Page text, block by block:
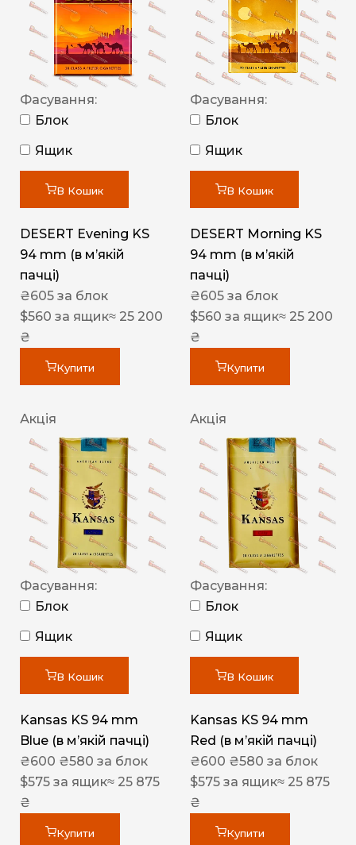
Фасування:
Блок
Ящик
В Кошик
DESERT Evening KS
94 mm (в мʼякій
пачці)
₴605 за блок
$560 за ящик≈ 25 200
₴
Купити
Фасування:
Блок
Ящик
В Кошик
DESERT Morning KS
94 mm (в мʼякій
пачці)
₴605 за блок
$560 за ящик≈ 25 200
₴
Купити
Акція
Фасування:
Блок
Ящик
В Кошик
Kansas KS 94 mm
Blue (в мʼякій пачці)
₴600 ₴580 за блок
$575 за ящик≈ 25 875
₴
Купити
Акція
Фасування:
Блок
Ящик
В Кошик
Kansas KS 94 mm
Red (в мʼякій пачці)
₴600 ₴580 за блок
$575 за ящик≈ 25 875
₴
Купити